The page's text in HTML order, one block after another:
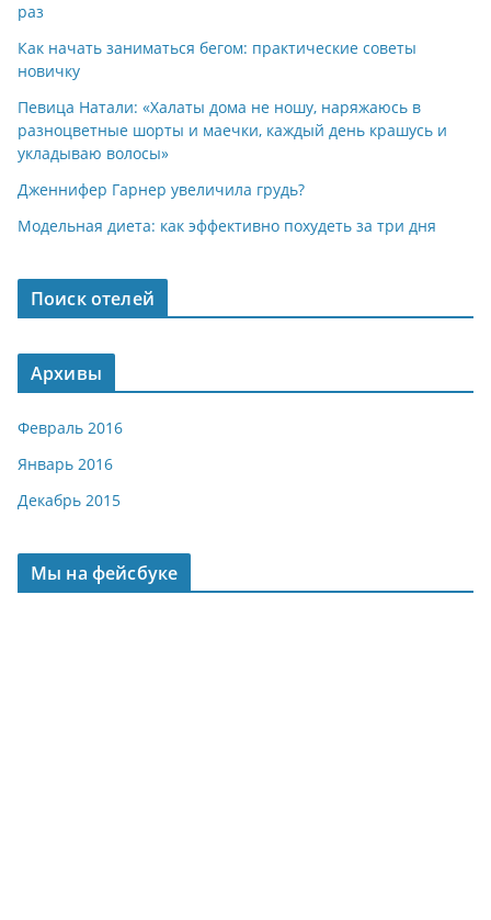
раз
Как начать заниматься бегом: практические советы
новичку
Певица Натали: «Халаты дома не ношу, наряжаюсь в
разноцветные шорты и маечки, каждый день крашусь и
укладываю волосы»
Дженнифер Гарнер увеличила грудь?
Модельная диета: как эффективно похудеть за три дня
Поиск отелей
Архивы
Февраль 2016
Январь 2016
Декабрь 2015
Мы на фейсбуке